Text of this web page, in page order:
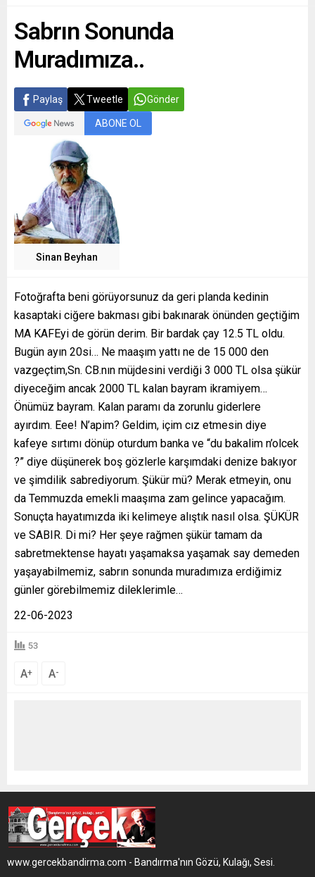
Sabrın Sonunda
Muradımıza..
Paylaş Tweetle Gönder
ABONE OL
Sinan Beyhan
Fotoğrafta beni görüyorsunuz da geri planda kedinin
kasaptaki ciğere bakması gibi bakınarak önünden geçtiğim
MA KAFEyi de görün derim. Bir bardak çay 12.5 TL oldu.
Bugün ayın 20si… Ne maaşım yattı ne de 15 000 den
vazgeçtim,Sn. CB.nın müjdesini verdiği 3 000 TL olsa şükür
diyeceğim ancak 2000 TL kalan bayram ikramiyem…
Önümüz bayram. Kalan paramı da zorunlu giderlere
ayırdım. Eee! N’apim? Geldim, içim cız etmesin diye
kafeye sırtımı dönüp oturdum banka ve “du bakalim n’olcek
?” diye düşünerek boş gözlerle karşımdaki denize bakıyor
ve şimdilik sabrediyorum. Şükür mü? Merak etmeyin, onu
da Temmuzda emekli maaşıma zam gelince yapacağım.
Sonuçta hayatımızda iki kelimeye alıştık nasıl olsa. ŞÜKÜR
ve SABIR. Di mi? Her şeye rağmen şükür tamam da
sabretmektense hayatı yaşamaksa yaşamak say demeden
yaşayabilmemiz, sabrın sonunda muradımıza erdiğimiz
günler görebilmemiz dileklerimle…
22-06-2023
53
A+ A-
www.gercekbandirma.com - Bandırma'nın Gözü, Kulağı, Sesi.